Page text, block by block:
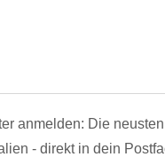
anmelden: Die neusten
- direkt in dein